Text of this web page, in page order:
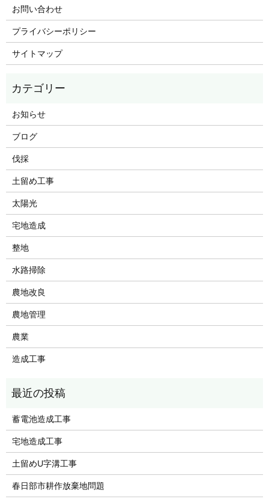
お問い合わせ
プライバシーポリシー
サイトマップ
お知らせ
ブログ
伐採
土留め工事
太陽光
宅地造成
整地
水路掃除
農地改良
農地管理
農業
造成工事
蓄電池造成工事
宅地造成工事
土留めU字溝工事
春日部市耕作放棄地問題